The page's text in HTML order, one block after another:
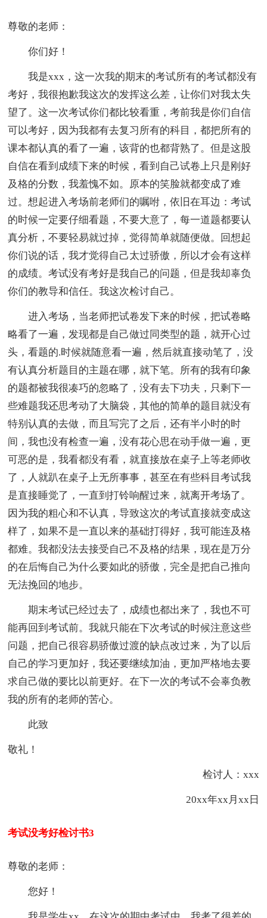
尊敬的老师：
你们好！
我是xxx，这一次我的期末的考试所有的考试都没有
考好，我很抱歉我这次的发挥这么差，让你们对我太失
望了。这一次考试你们都比较看重，考前我是你们自信
可以考好，因为我都有去复习所有的科目，都把所有的
课本都认真的看了一遍，该背的也都背熟了。但是这股
自信在看到成绩下来的时候，看到自己试卷上只是刚好
及格的分数，我羞愧不如。原本的笑脸就都变成了难
过。想起进入考场前老师们的嘱咐，依旧在耳边：考试
的时候一定要仔细看题，不要大意了，每一道题都要认
真分析，不要轻易就过掉，觉得简单就随便做。回想起
你们说的话，我才觉得自己太过骄傲，所以才会有这样
的成绩。考试没有考好是我自己的问题，但是我却辜负
你们的教导和信任。我这次检讨自己。
进入考场，当老师把试卷发下来的时候，把试卷略
略看了一遍，发现都是自己做过同类型的题，就开心过
头，看题的.时候就随意看一遍，然后就直接动笔了，没
有认真分析题目的主题在哪，就下笔。所有的我有印象
的题都被我很凑巧的忽略了，没有去下功夫，只剩下一
些难题我还思考动了大脑袋，其他的简单的题目就没有
特别认真的去做，而且写完了之后，还有半小时的时
间，我也没有检查一遍，没有花心思在动手做一遍，更
可恶的是，我看都没有看，就直接放在桌子上等老师收
了，人就趴在桌子上无所事事，甚至在有些科目考试我
是直接睡觉了，一直到打铃响醒过来，就离开考场了。
因为我的粗心和不认真，导致这次的考试直接就变成这
样了，如果不是一直以来的基础打得好，我可能连及格
都难。我都没法去接受自己不及格的结果，现在是万分
的在后悔自己为什么要如此的骄傲，完全是把自己推向
无法挽回的地步。
期末考试已经过去了，成绩也都出来了，我也不可
能再回到考试前。我就只能在下次考试的时候注意这些
问题，把自己很容易骄傲过渡的缺点改过来，为了以后
自己的学习更加好，我还要继续加油，更加严格地去要
求自己做的要比以前更好。在下一次的考试不会辜负教
我的所有的老师的苦心。
此致
敬礼！
检讨人：xxx
20xx年xx月xx日
考试没考好检讨书3
尊敬的老师：
您好！